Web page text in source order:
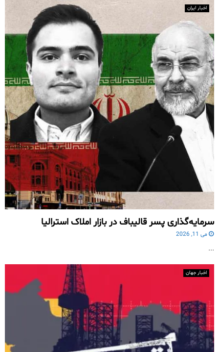
اخبار ایران
سرمایه‌گذاری پسر قالیباف در بازار املاک استرالیا
می 11, 2026
...
اخبار جهان